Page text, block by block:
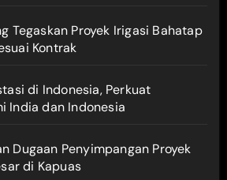
Tegaskan Proyek Irigasi Bahatap
Kontrak
di Indonesia, Perkuat
India dan Indonesia
Dugaan Penyimpangan Proyek
di Kapuas